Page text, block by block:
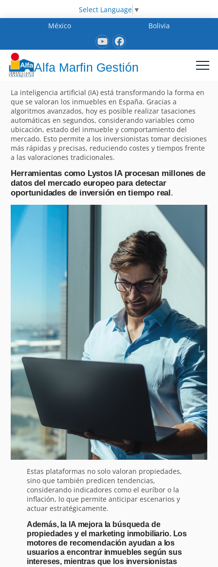
Select Language ▼
México
Bolivia
Alfa Marfin Gestión
La inteligencia artificial (IA) está transformando la forma en
que se valoran los inmuebles en España. Gracias a
algoritmos avanzados, hoy es posible realizar tasaciones
automáticas en segundos, considerando variables como
ubicación, estado del inmueble y comportamiento del
mercado. Esto permite a los inversionistas tomar decisiones
más rápidas y precisas, reduciendo costes y tiempos frente
a las valoraciones tradicionales.
Herramientas como Lystos IA procesan millones de
datos del mercado europeo para detectar
oportunidades de inversión en tiempo real.
Estas plataformas no solo valoran propiedades,
sino que también predicen tendencias,
considerando indicadores como el euríbor o la
inflación, lo que permite anticipar escenarios y
actuar estratégicamente.
Además, la IA mejora la búsqueda de
propiedades y el marketing inmobiliario. Los
motores de recomendación ayudan a los
usuarios a encontrar inmuebles según sus
intereses, mientras que los inversionistas